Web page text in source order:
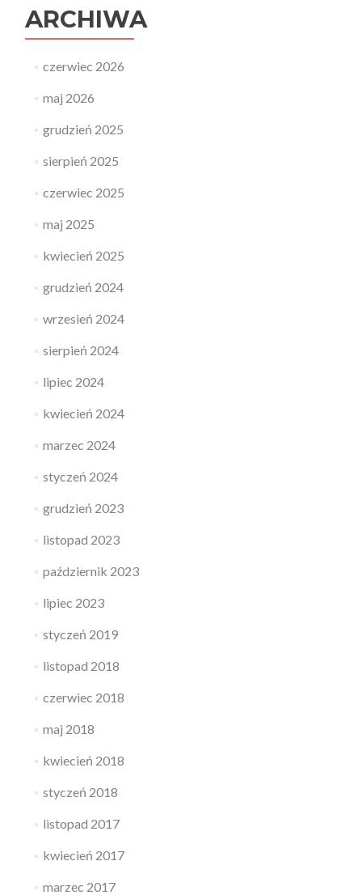
ARCHIWA
czerwiec 2026
maj 2026
grudzień 2025
sierpień 2025
czerwiec 2025
maj 2025
kwiecień 2025
grudzień 2024
wrzesień 2024
sierpień 2024
lipiec 2024
kwiecień 2024
marzec 2024
styczeń 2024
grudzień 2023
listopad 2023
październik 2023
lipiec 2023
styczeń 2019
listopad 2018
czerwiec 2018
maj 2018
kwiecień 2018
styczeń 2018
listopad 2017
kwiecień 2017
marzec 2017